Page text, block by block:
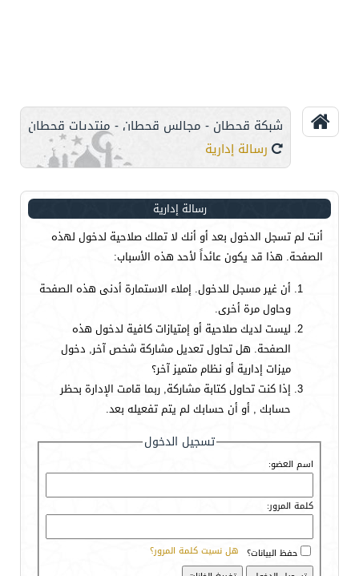
شبكة قحطان - مجالس قحطان - منتديات قحطان
رسالة إدارية
رسالة إدارية
أنت لم تسجل الدخول بعد أو أنك لا تملك صلاحية لدخول لهذه
الصفحة. هذا قد يكون عائداً لأحد هذه الأسباب:
أن غير مسجل للدخول. إملاء الاستمارة أدنى هذه الصفحة
وحاول مرة أخرى.
ليست لديك صلاحية أو إمتيازات كافية لدخول هذه
الصفحة. هل تحاول تعديل مشاركة شخص آخر, دخول
ميزات إدارية أو نظام متميز آخر؟
إذا كنت تحاول كتابة مشاركة, ربما قامت الإدارة بحظر
حسابك , أو أن حسابك لم يتم تفعيله بعد.
تسجيل الدخول
اسم العضو:
كلمة المرور:
هل نسيت كلمة المرور؟ حفظ البيانات؟